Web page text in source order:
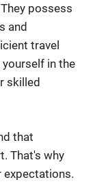
possess
and
travel
yourself in the
skilled
that
That's why
expectations.